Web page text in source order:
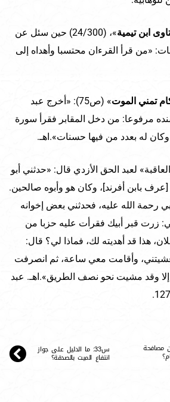
ابن تيمية
»، (24/300) حين سئل عن
«من قرأ القرءان محتسبا وأهداه إلى
تمني الموت
» (ص75): «أخرج عبد
مرفوعا: من دخل المقابر فقرأ سورة
له بعدد من فيها حسنات».اهـ.
لعبد الحق الأزدي قال: «حدثني أبو
[عرف بابن أفرند]، وكان هو وأبوه صالحين.
رحمة الله عليه، فحدثني بعض إخوانه
زرت قبر أبيك فقرأت عليه حزبا من
هذا قد أهديته لك، فماذا لي؟ قال:
وأقامت معي ساعة، ثم انصرفت
وقد مشيت نحو نصف الطريق».اهـ. عبد
مصافحة س33: ما الدليل على جواز
انتفاع الميت بالصدقة؟